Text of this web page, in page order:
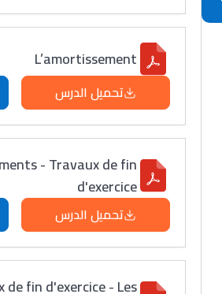
L’amortissement
تحميل الدرس
- Travaux de fin
d'exercice
تحميل الدرس
de fin d'exercice - Les